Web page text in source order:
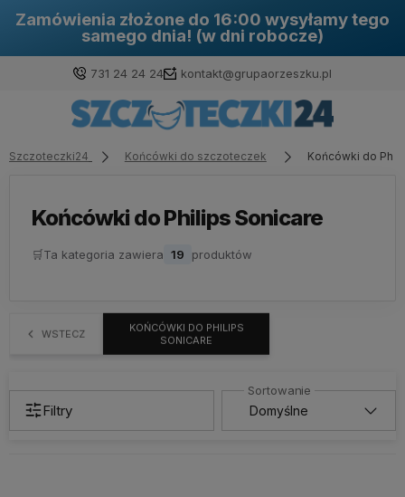
Zamówienia złożone do 16:00 wysyłamy tego
samego dnia! (w dni robocze)
731 24 24 24 kontakt@grupaorzeszku.pl
Szczoteczki24 Końcówki do szczoteczek Końcówki do
Końcówki do Philips Sonicare
🛒Ta kategoria zawiera 19 produktów
WSTECZ
KOŃCÓWKI DO PHILIPS
SONICARE
Filtry